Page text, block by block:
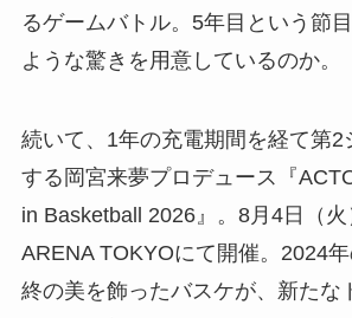
るゲームバトル。5年目という節
ような驚きを用意しているのか。
続いて、1年の充電期間を経て第2
する岡宮来夢プロデュース『
in Basketball 2026』。8月4日（
ARENA TOKYOにて開催。2024
終の美を飾ったバスケが、新たな